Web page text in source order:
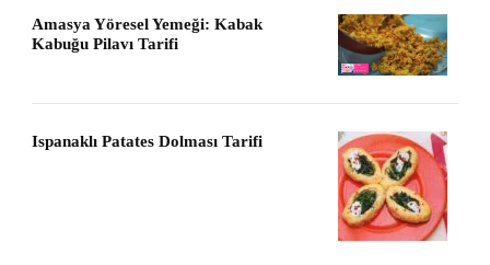
Amasya Yöresel Yemeği: Kabak
Kabuğu Pilavı Tarifi
Ispanaklı Patates Dolması Tarifi